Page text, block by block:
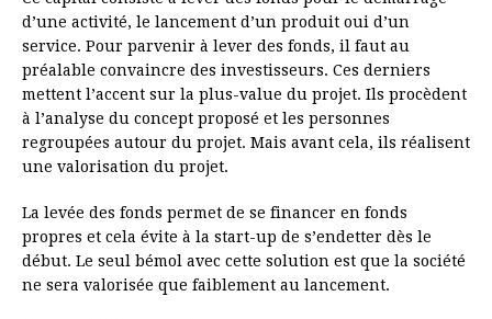
d’une activité, le lancement d’un produit oui d’un
service. Pour parvenir à lever des fonds, il faut au
préalable convaincre des investisseurs. Ces derniers
mettent l’accent sur la plus-value du projet. Ils procèdent
à l’analyse du concept proposé et les personnes
regroupées autour du projet. Mais avant cela, ils réalisent
une valorisation du projet.
La levée des fonds permet de se financer en fonds
propres et cela évite à la start-up de s’endetter dès le
début. Le seul bémol avec cette solution est que la société
ne sera valorisée que faiblement au lancement.